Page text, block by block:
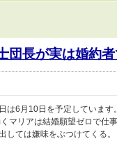
団長が実は婚約者
は6月10日を予定していま
マリアは結婚願望ゼロで仕
しては嫌味をぶつけてく